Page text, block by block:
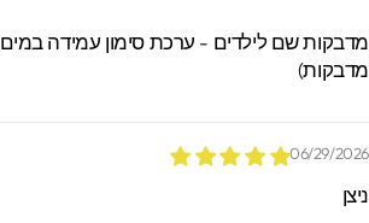
06/29/